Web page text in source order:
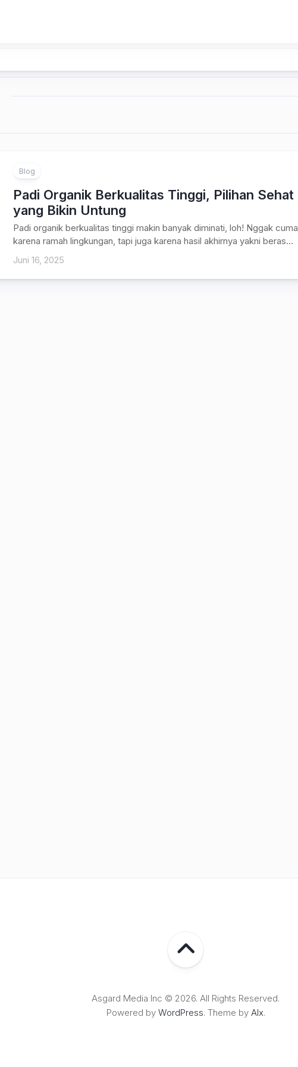
Blog
Padi Organik Berkualitas Tinggi, Pilihan Sehat
yang Bikin Untung
Padi organik berkualitas tinggi makin banyak diminati, loh! Nggak cuma
karena ramah lingkungan, tapi juga karena hasil akhirnya yakni beras...
Juni 16, 2025
Asgard Media Inc © 2026. All Rights Reserved.
Powered by WordPress. Theme by Alx.